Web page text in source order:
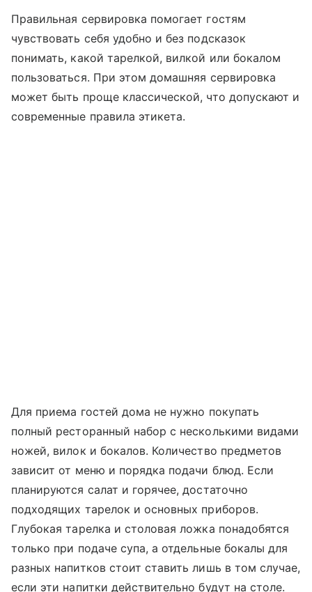
Правильная сервировка помогает гостям
чувствовать себя удобно и без подсказок
понимать, какой тарелкой, вилкой или бокалом
пользоваться. При этом домашняя сервировка
может быть проще классической, что допускают и
современные правила этикета.
Для приема гостей дома не нужно покупать
полный ресторанный набор с несколькими видами
ножей, вилок и бокалов. Количество предметов
зависит от меню и порядка подачи блюд. Если
планируются салат и горячее, достаточно
подходящих тарелок и основных приборов.
Глубокая тарелка и столовая ложка понадобятся
только при подаче супа, а отдельные бокалы для
разных напитков стоит ставить лишь в том случае,
если эти напитки действительно будут на столе.